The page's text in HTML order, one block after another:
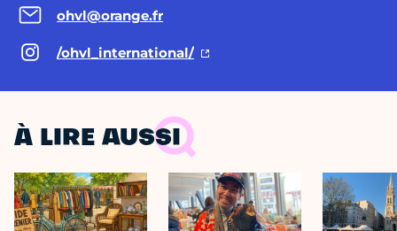
ohvl@orange.fr
/ohvl_international/
À LIRE AUSSI